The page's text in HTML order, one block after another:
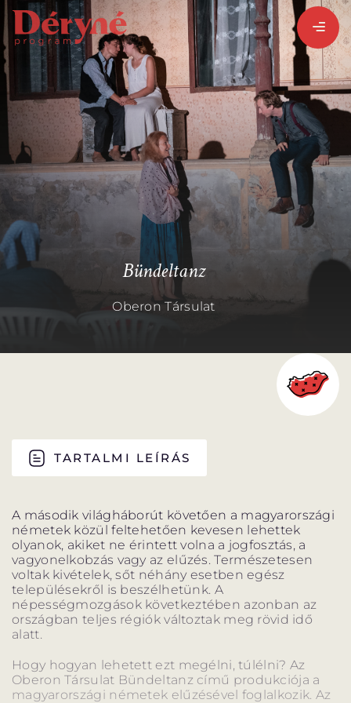
BEJELENTKEZEM
REGISZTRÁLOK
PROGRAMISMERTETŐ
PROGRAMOK
PROGRAM
PROGRAM
KULTUP VITÉZ LÁSZLÓ
Bündeltanz
Oberon Társulat
TARTALMI LEÍRÁS
A második világháborút követően a magyarországi
németek közül feltehetően kevesen lehettek
olyanok, akiket ne érintett volna a jogfosztás, a
vagyonelkobzás vagy az elűzés. Természetesen
voltak kivételek, sőt néhány esetben egész
településekről is beszélhetünk. A
népességmozgások következtében azonban az
országban teljes régiók változtak meg rövid idő
alatt.
Hogy hogyan lehetett ezt megélni, túlélni? Az
Oberon Társulat Bündeltanz című produkciója a
magyarországi németek elűzésével foglalkozik. Az